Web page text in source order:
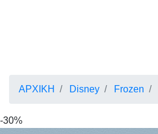
ΑΡΧΙΚΗ Disney Frozen
-30%